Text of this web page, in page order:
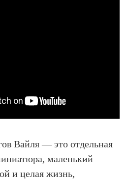
Вайля — это отдельная
маленький
и целая жизнь,